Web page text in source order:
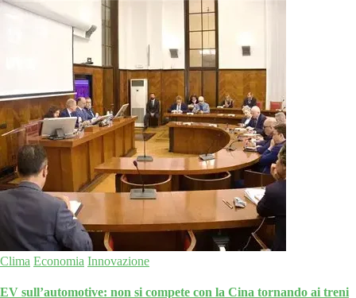
Clima Economia Innovazione
EV sull’automotive: non si compete con la Cina tornando ai treni